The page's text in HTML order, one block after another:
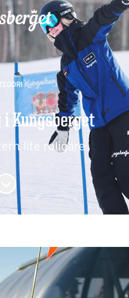
i Kungsberget
lite roligare
för mer innehåll